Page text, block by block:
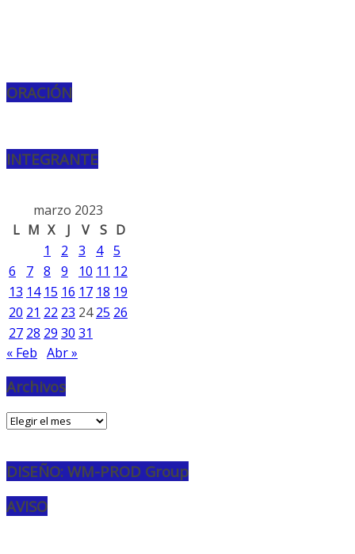
ORACIÓN
INTEGRANTE
marzo 2023
L M X J V S D
1
2 3 4 5
6
7 8 9 10 11 12
13 14 15 16 17 18 19
20 21 22 23 24 25 26
27 28 29 30 31
« Feb Abr »
Archivos
Archivos
DISEÑO: WM-PROD Group
AVISO